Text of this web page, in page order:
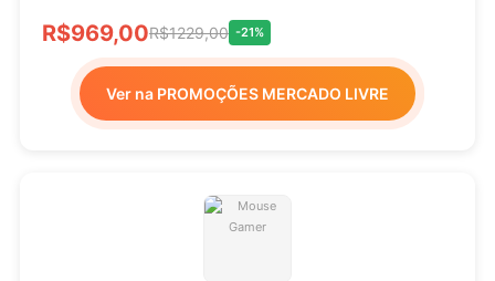
R$969,00R$1229,00 -21%
Ver na PROMOÇÕES MERCADO LIVRE